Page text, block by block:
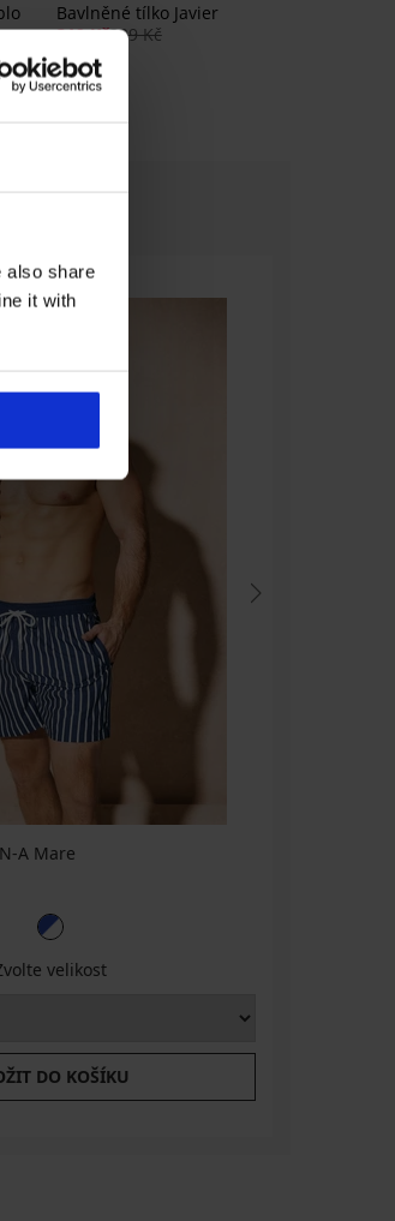
also share
it with
Bavlněné tílko Javier
319 Kč399 Kč
A Mare
velikost
DO KOŠÍKU